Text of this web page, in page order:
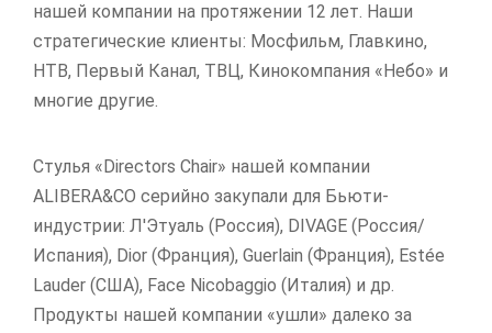
нашей компании на протяжении 12 лет. Наши
стратегические клиенты: Мосфильм, Главкино,
НТВ, Первый Канал, ТВЦ, Кинокомпания «Небо» и
многие другие.
Стулья «Directors Chair» нашей компании
ALIBERA&CO серийно закупали для Бьюти-
индустрии: Л'Этуаль (Россия), DIVAGE (Россия/
Испания), Dior (Франция), Guerlain (Франция), Estée
Lauder (США), Face Nicobaggio (Италия) и др.
Продукты нашей компании «ушли» далеко за